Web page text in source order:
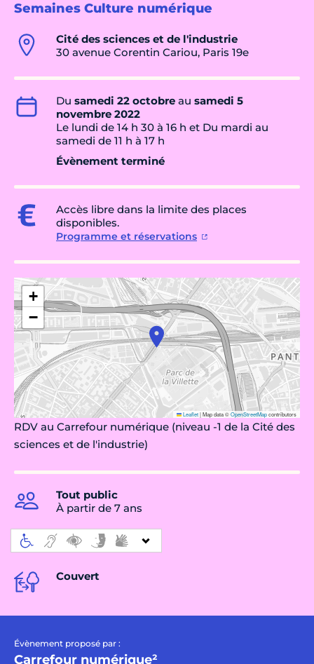
Semaines Culture numérique
Cité des sciences et de l'industrie
30 avenue Corentin Cariou, Paris 19e
Du samedi 22 octobre au samedi 5
novembre 2022
Le lundi de 14 h 30 à 16 h et Du mardi au
samedi de 11 h à 17 h
Évènement terminé
Accès libre dans la limite des places
disponibles.
Programme et réservations
+
−
Leaflet|Map data ©OpenStreetMapcontributors
RDV au Carrefour numérique (niveau -1 de la Cité des
sciences et de l'industrie)
Tout public
À partir de 7 ans
Couvert
Évènement proposé par :
Carrefour numérique²